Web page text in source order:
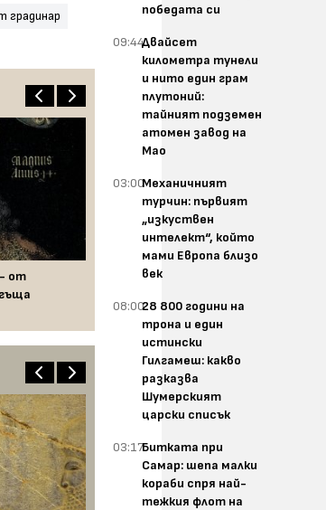
градинар
от
победата си
09:44Двайсет
километра тунели
и нито един грам
плутоний:
тайният подземен
атомен завод на
Мао
03:00Механичният
турчин: първият
„изкуствен
интелект“, който
мами Европа близо
век
08:0028 800 години на
трона и един
истински
Гилгамеш: какво
разказва
Шумерският
царски списък
03:17Битката при
Самар: шепа малки
кораби спря най-
тежкия флот на